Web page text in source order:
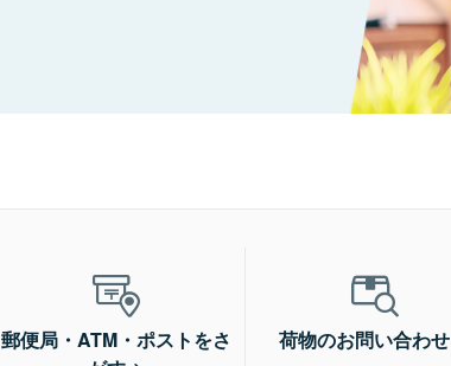
郵便局・ATM・ポストをさ
荷物のお問い合わせ